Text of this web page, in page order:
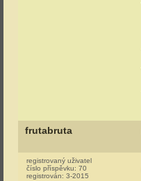
frutabruta
registrovaný uživatel
číslo příspěvku: 70
registrován: 3-2015